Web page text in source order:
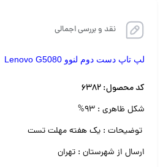
نقد و بررسی اجمالی
لپ تاپ دست دوم لنوو Lenovo G5080
کد محصول: ۶۳۸۲
شکل ظاهری : ۹۳%
توضیحات : یک هفته مهلت تست
ارسال از شهرستان : تهران